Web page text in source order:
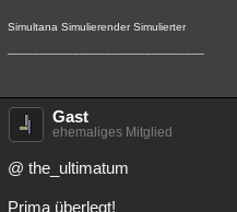
Simultana Simulierender Simulierter
Gast
ehemaliges Mitglied
@ the_ultimatum
Prima überlegt!